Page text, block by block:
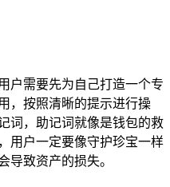
户需要先为自己打造一个专
，按照清晰的提示进行操
词，助记词就像是钱包的救
用户一定要像守护珍宝一样
导致资产的损失。